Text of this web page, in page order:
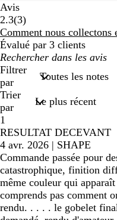
Avis
2.3(33
avis
)
Comment nous collectons
Évalué par 3 clients
Mes
recherches
saisies
Filtrer
par
Trier
par
1
RESULTAT DECEVANT
4 avr. 2026 | SHAPE
Commande passée pour
catastrophique, finition
même couleur qui
comprends pas comment
rendu. . . . . le gobelet